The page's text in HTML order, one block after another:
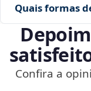
Quais formas
Confira a